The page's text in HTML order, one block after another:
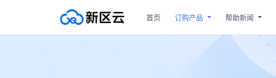
首页 订购产品 帮助新闻